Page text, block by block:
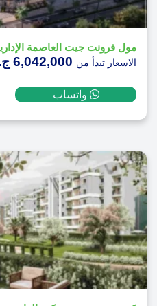
الاسعار تبدأ من
واتساب